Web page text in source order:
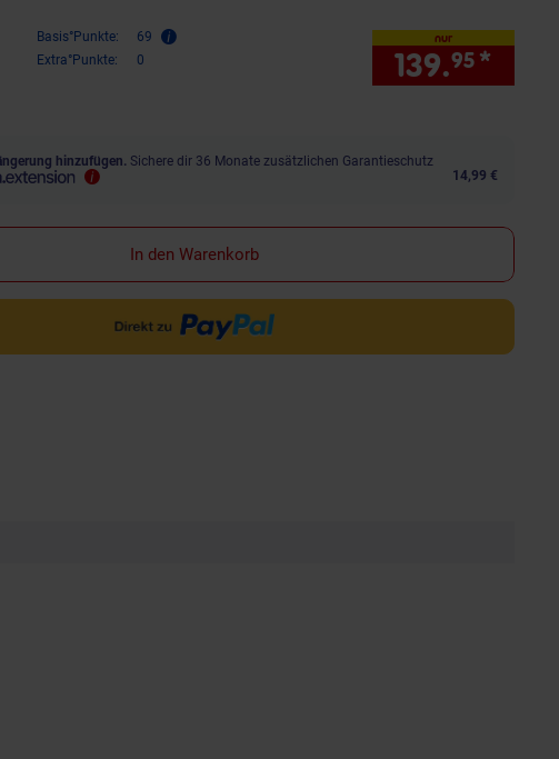
Basis°Punkte:
69
Extra°Punkte:
0
nur
139.95 *
hinzufügen. Sichere dir 36 Monate zusätzlichen Garantieschutz
14,99 €
In den Warenkorb